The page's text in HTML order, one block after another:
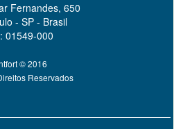
Fernandes, 650
- SP - Brasil
01549-000
© 2016
Reservados